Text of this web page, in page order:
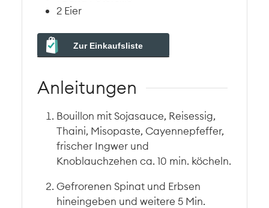
2 Eier
Zur Einkaufsliste
Anleitungen
Bouillon mit Sojasauce, Reisessig,
Thaini, Misopaste, Cayennepfeffer,
frischer Ingwer und
Knoblauchzehen ca. 10 min. köcheln.
Gefrorenen Spinat und Erbsen
hineingeben und weitere 5 Min.